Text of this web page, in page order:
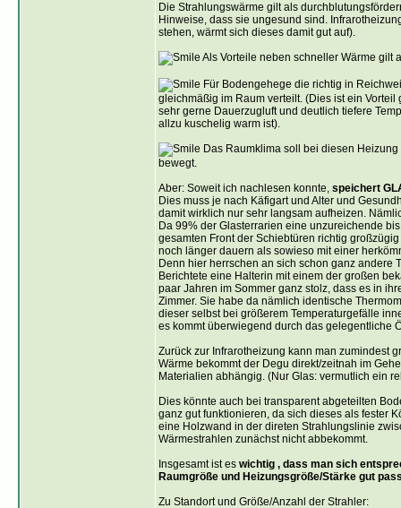
Die Strahlungswärme gilt als
Hinweise, dass sie ungesund sind.
stehen, wärmt sich dieses damit gut auf).
Als Vorteile neben schneller Wärme gilt
Für Bodengehege die richtig in
gleichmäßig im Raum verteilt. (Dies ist ein
sehr gerne Dauerzugluft und deutlich tiefere
allzu kuschelig warm ist).
Das Raumklima soll bei diesen
bewegt.
Aber: Soweit ich nachlesen konnte, speichert
Dies muss je nach Käfigart und Alter und
damit wirklich nur sehr langsam aufheizen.
Da 99% der Glasterrarien eine unzureichende
gesamten Front der Schiebtüren richtig
noch länger dauern als sowieso mit einer
Denn hier herrschen an sich schon ganz andere
Berichtete eine Halterin mit einem der großen
paar Jahren im Sommer ganz stolz, dass es in
Zimmer. Sie habe da nämlich identische
dieser selbst bei größerem Temperaturgefälle
es kommt überwiegend durch das gelegentliche
Zurück zur Infrarotheizung kann man zumindest
Wärme bekommt der Degu direkt/zeitnah im
Materialien abhängig. (Nur Glas: vermutlich ein
Dies könnte auch bei transparent abgeteilten
ganz gut funktionieren, da sich dieses als fester
eine Holzwand in der direten Strahlungslinie
Wärmestrahlen zunächst nicht abbekommt.
Insgesamt ist eswichtig , dass man sich
Raumgröße und Heizungsgröße/Stärke gut
Zu Standort und Größe/Anzahl der Strahler: